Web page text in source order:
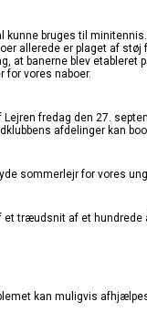
bruges til
allerede er plaget af støj
at banerne blev etableret
for vores naboer.
fredag den 27.
afdelinger kan
sommerlejr for vores
et træudsnit af et
kan muligvis